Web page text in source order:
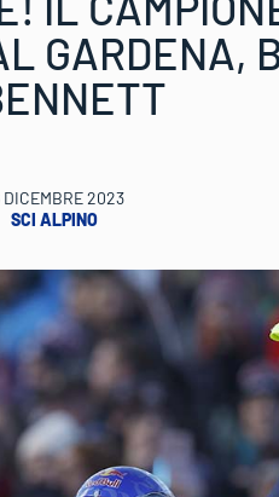
GARDENA,
DICEMBRE 2023
SCI ALPINO